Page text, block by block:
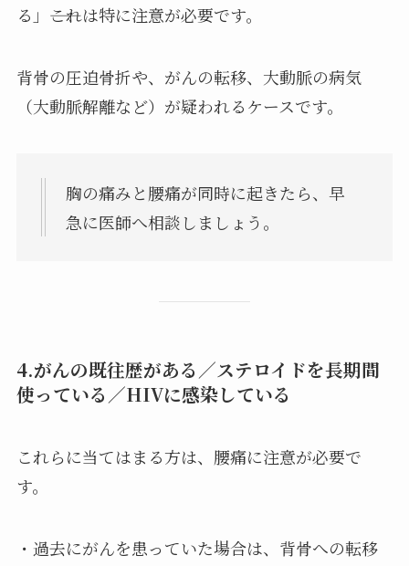
る」――これは特に注意が必要です。
背骨の圧迫骨折や、がんの転移、大動脈の病気
（大動脈解離など）が疑われるケースです。
胸の痛みと腰痛が同時に起きたら、早
急に医師へ相談しましょう。
4.がんの既往歴がある／ステロイドを長期間
使っている／HIVに感染している
これらに当てはまる方は、腰痛に注意が必要で
す。
・過去にがんを患っていた場合は、背骨への転移